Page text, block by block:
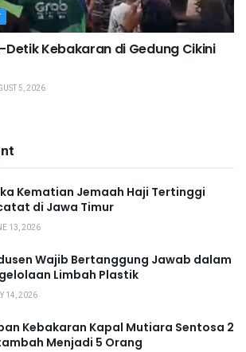
Kebakaran di Gedung Cikini
5, 2026
Kematian Jemaah Haji Tertinggi
di Jawa Timur
13, 2026
Wajib Bertanggung Jawab dalam
Limbah Plastik
14, 2026
Kebakaran Kapal Mutiara Sentosa 2
Menjadi 5 Orang